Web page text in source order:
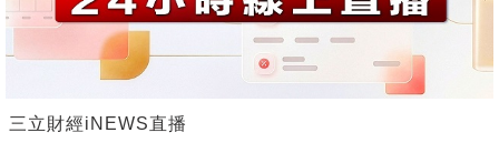
三立財經iNEWS直播